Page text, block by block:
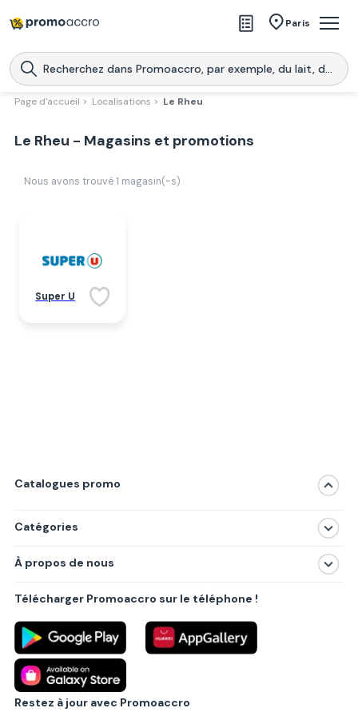
Paris
Magasins
Produits
Promoaccro
Page d'accueil > Localisations > Le Rheu
Le Rheu - Magasins et promotions
Nous avons trouvé 1 magasin(-s)
Super U
Catalogues promo
Catégories
Produits
Villes principales
À propos de nous
Politique de confidentialité
Règlements
Partenariat B2B
Blog
Contact
Télécharger Promoaccro sur le téléphone !
Restez à jour avec Promoaccro